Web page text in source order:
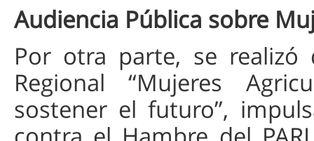
Audiencia Pública sobre
Por otra parte, se realizó
Regional “Mujeres
sostener el futuro”,